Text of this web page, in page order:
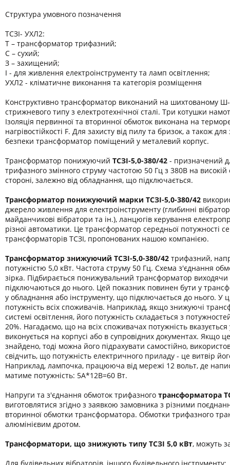
Структура умовного позначення
ТСЗІ- УХЛ2:
Т – трансформатор трифазний;
С – сухий;
З – захищений;
І - для живлення електроінструменту та ламп освітлення;
УХЛ2 - кліматичне виконання та категорія розміщення
Конструктивно трансформатор виконаний на шихтованому Ш-
стрижневого типу з електротехнічної сталі. Три котушки
Ізоляція первинної та вторинної обмоток виконана на
нагрівостійкості F. Для захисту від пилу та бризок, а також
безпеки трансформатор поміщений у металевий корпус.
Трансформатор понижуючий ТСЗІ-5,0-380/42 - призначений
трифазного змінного струму частотою 50 Гц з 380В на високій
стороні, залежно від обладнання, що підключається.
Трансформатор понижуючий марки ТСЗІ-5,0-380/42
джерело живлення для електроінструменту (глибинні
майданчикові вібратори та ін.), ланцюгів керування
різної автоматики. Це трансформатор середньої потужності
трансформаторів ТСЗІ, пропонованих нашою компанією.
Трансформатор знижуючий ТСЗІ-5,0-380/42 трифазний,
потужністю 5,0 кВт. Частота струму 50 Гц. Схема з'єднання
зірка. Підбирається понижувальний трансформатор
підключаються до нього. Цей показник повинен бути у
у обладнання або інструменту, що підключається до нього. У
потужність всіх споживачів. Наприклад, якщо знижуючі
системі освітлення, його потужність складається з
20%. Нагадаємо, що на всіх споживачах потужність
виконується на корпусі або в супровідних документах. Якщо
знайдено, тоді можна його підрахувати самостійно,
свідчить, що потужність електричного приладу - це витвір
Наприклад, лампочка, працююча від мережі 12 вольт, де
матиме потужність: 5А*12В=60 Вт.
Напруги та з'єднання обмоток трифазного трансформатора
виготовлятися згідно з заявкою замовника з різними
вторинної обмотки трансформатора. Обмотки трифазного
алюмінієвим дротом.
Трансформатори, що знижують типу ТСЗІ 5,0 кВт, можуть